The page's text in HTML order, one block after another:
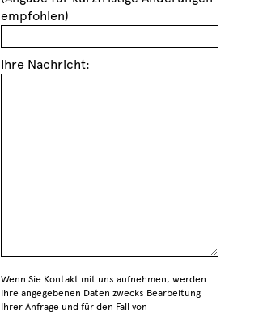
empfohlen)
Ihre Nachricht:
Wenn Sie Kontakt mit uns aufnehmen, werden
Ihre angegebenen Daten zwecks Bearbeitung
Ihrer Anfrage und für den Fall von